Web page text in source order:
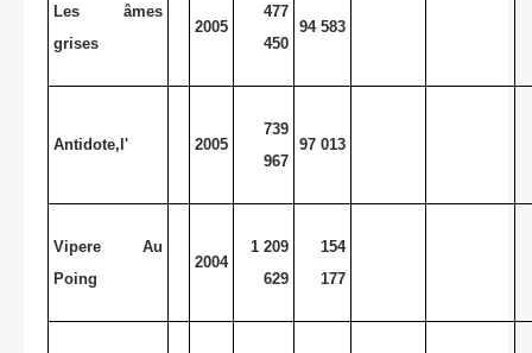
Les âmes
grises
2005
477
450
94 583
Antidote,l' 2005
739
967
97 013
Vipere Au
Poing
2004
1 209
629
154
177